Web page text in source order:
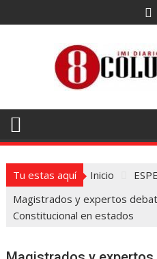
al
Tu estas aquí Inicio
Magistrados y expertos
Constitucional en estados